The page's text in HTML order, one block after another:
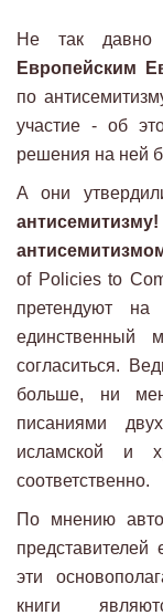
Не так давно
Европейским
по
участие - об
решения на ней
А они
of Policies to
претендуют
единственный
согласиться.
больше, ни
писаниями
исламской и
соответственно.
По мнению
представителей
эти
книги